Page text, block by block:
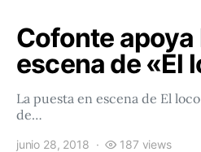
Cofonte apoya
escena de «El
La puesta en escena de El
de…
junio 28, 2018 187 views